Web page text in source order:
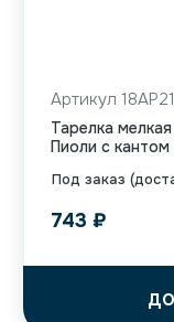
Под заказ
Артикул
Тарелка
Пиоли с кантом
743 ₽